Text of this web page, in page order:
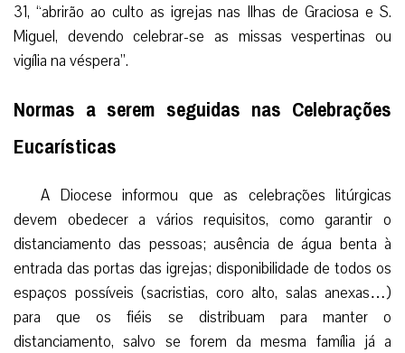
31, “abrirão ao culto as igrejas nas Ilhas de Graciosa e S.
Miguel, devendo celebrar-se as missas vespertinas ou
vigília na véspera”.
Normas a serem seguidas nas Celebrações
Eucarísticas
A Diocese informou que as celebrações litúrgicas
devem obedecer a vários requisitos, como garantir o
distanciamento das pessoas; ausência de água benta à
entrada das portas das igrejas; disponibilidade de todos os
espaços possíveis (sacristias, coro alto, salas anexas…)
para que os fiéis se distribuam para manter o
distanciamento, salvo se forem da mesma família já a